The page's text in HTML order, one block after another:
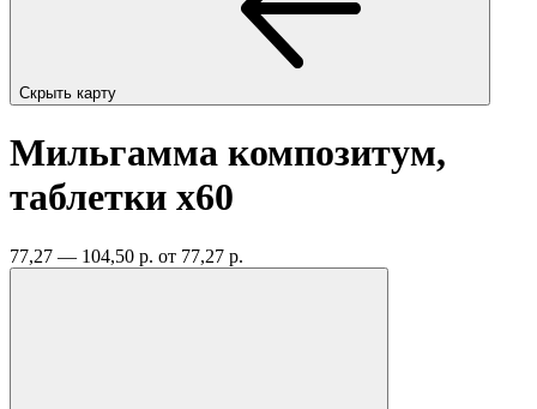
Скрыть карту
Мильгамма композитум,
таблетки x60
77,27 — 104,50 р. от 77,27 р.